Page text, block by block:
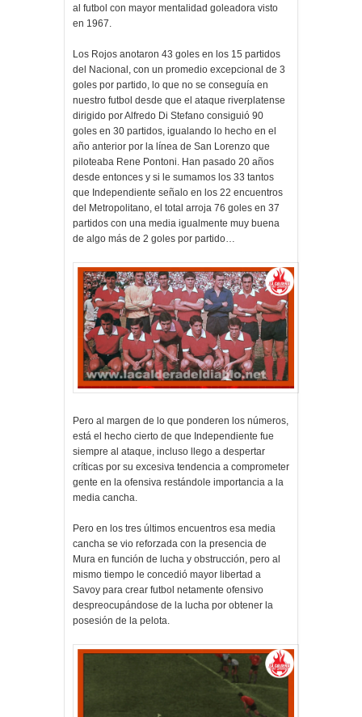
al futbol con mayor mentalidad goleadora visto
en 1967.
Los Rojos anotaron 43 goles en los 15 partidos
del Nacional, con un promedio excepcional de 3
goles por partido, lo que no se conseguía en
nuestro futbol desde que el ataque riverplatense
dirigido por Alfredo Di Stefano consiguió 90
goles en 30 partidos, igualando lo hecho en el
año anterior por la línea de San Lorenzo que
piloteaba Rene Pontoni. Han pasado 20 años
desde entonces y si le sumamos los 33 tantos
que Independiente señalo en los 22 encuentros
del Metropolitano, el total arroja 76 goles en 37
partidos con una media igualmente muy buena
de algo más de 2 goles por partido…
Pero al margen de lo que ponderen los números,
está el hecho cierto de que Independiente fue
siempre al ataque, incluso llego a despertar
críticas por su excesiva tendencia a comprometer
gente en la ofensiva restándole importancia a la
media cancha.
Pero en los tres últimos encuentros esa media
cancha se vio reforzada con la presencia de
Mura en función de lucha y obstrucción, pero al
mismo tiempo le concedió mayor libertad a
Savoy para crear futbol netamente ofensivo
despreocupándose de la lucha por obtener la
posesión de la pelota.